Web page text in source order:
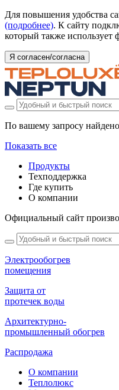
Для повышения удобства
(подробнее). К сайту
который также использует
Я согласен/согласна
По вашему запросу найдено
Показать все
Продукты
Техподдержка
Где купить
О компании
Официальный сайт
Электрообогрев
помещения
Защита от
протечек воды
Архитектурно-
промышленный обогрев
Распродажа
О компании
Теплолюкс